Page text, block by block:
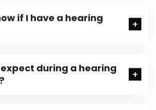
if I have a hearing
during a hearing